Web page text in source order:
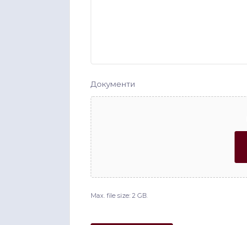
Документи
Max. file size: 2 GB.